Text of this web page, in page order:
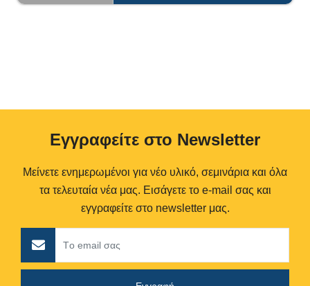
Eγγραφείτε στο Newsletter
Μείνετε ενημερωμένοι για νέο υλικό, σεμινάρια και όλα
τα τελευταία νέα μας. Εισάγετε το e-mail σας και
εγγραφείτε στο newsletter μας.